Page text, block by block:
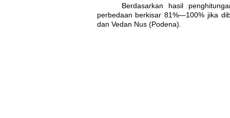
Berdasarkan hasil
perbedaan berkisar 81%—100% jika
dan Vedan Nus (Podena).